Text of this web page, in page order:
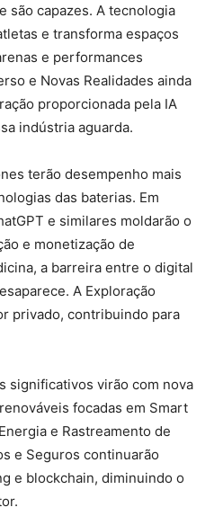
são capazes. A tecnologia
e transforma espaços
e performances
e Novas Realidades ainda
proporcionada pela IA
indústria aguarda.
terão desempenho mais
das baterias. Em
e similares moldarão o
e monetização de
a barreira entre o digital
A Exploração
privado, contribuindo para
significativos virão com nova
focadas em Smart
e Rastreamento de
e Seguros continuarão
e blockchain, diminuindo o